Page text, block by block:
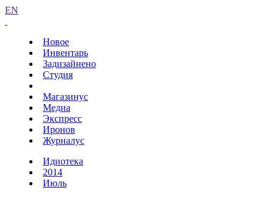
EN
Новое
Инвентарь
Задизайнено
Студия
Магазинус
Медиа
Экспресс
Иронов
Журналус
Идиотека
2014
Июль